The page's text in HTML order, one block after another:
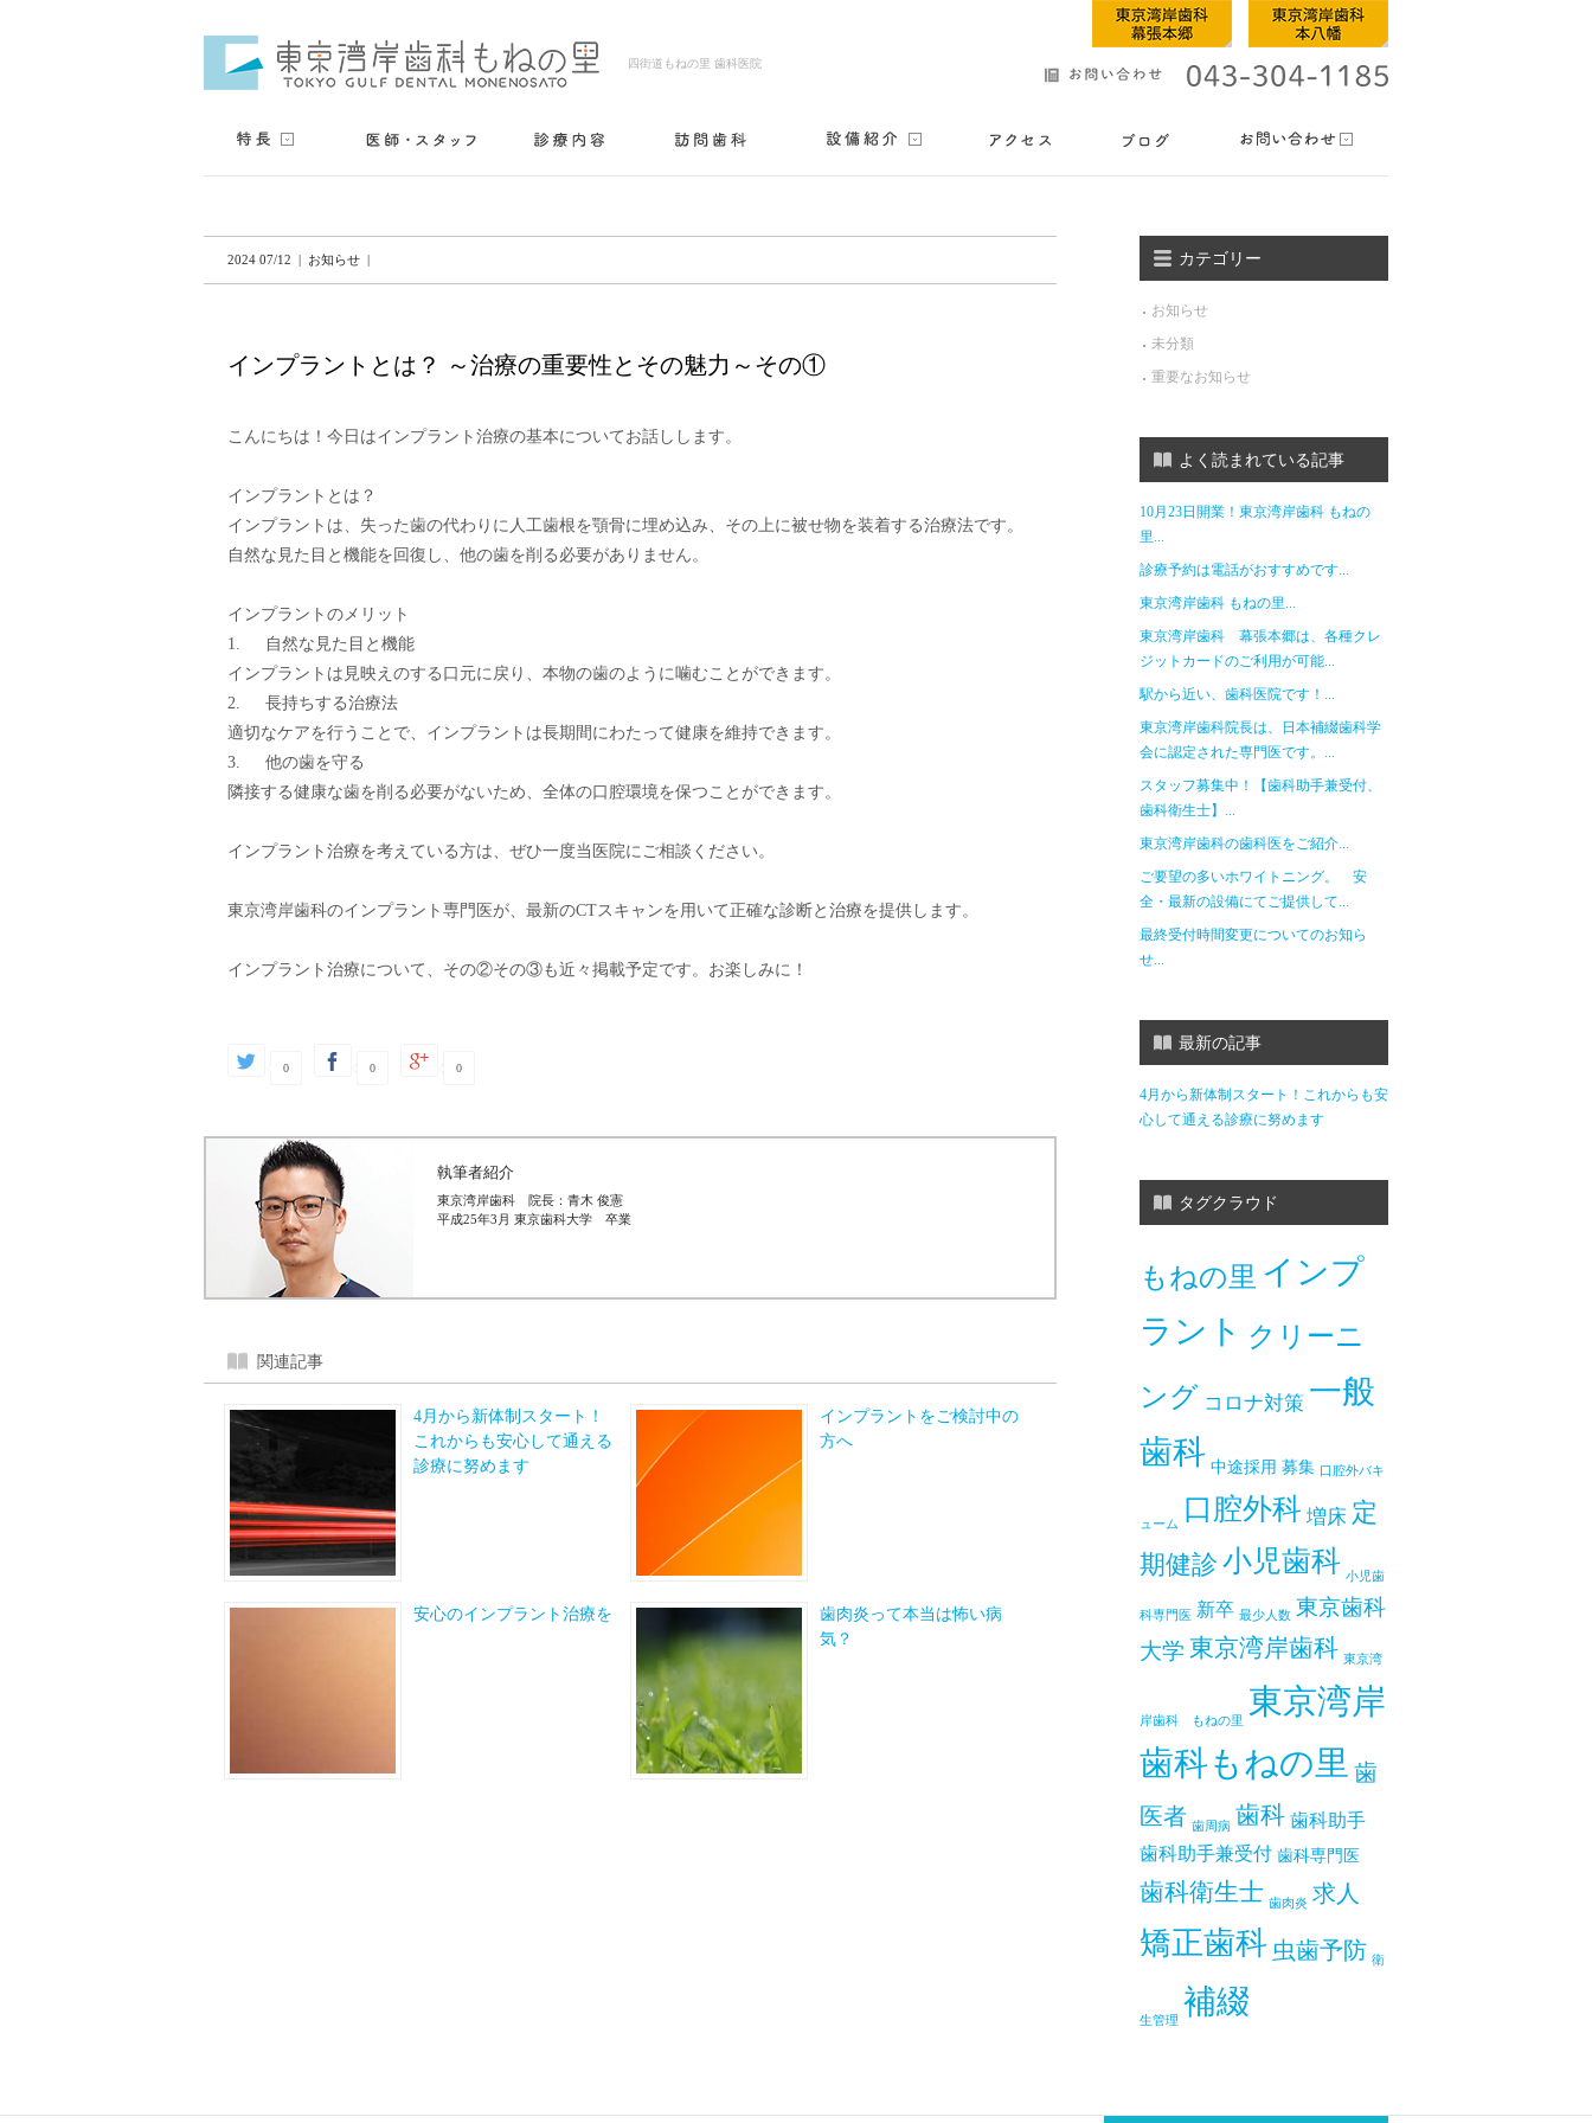
四街道もねの里 歯科医院
2024 07/12 | お知らせ |
インプラントとは？ ～治療の重要性とその魅力～その①
こんにちは！今日はインプラント治療の基本についてお話しします。
インプラントとは？
インプラントは、失った歯の代わりに人工歯根を顎骨に埋め込み、その上に被せ物を装着する治療法です。
自然な見た目と機能を回復し、他の歯を削る必要がありません。
インプラントのメリット
1.	自然な見た目と機能
インプラントは見映えのする口元に戻り、本物の歯のように噛むことができます。
2.	長持ちする治療法
適切なケアを行うことで、インプラントは長期間にわたって健康を維持できます。
3.	他の歯を守る
隣接する健康な歯を削る必要がないため、全体の口腔環境を保つことができます。
インプラント治療を考えている方は、ぜひ一度当医院にご相談ください。
東京湾岸歯科のインプラント専門医が、最新のCTスキャンを用いて正確な診断と治療を提供します。
0 0 0
執筆者紹介
東京湾岸歯科 院長：青木 俊憲
平成25年3月 東京歯科大学 卒業
関連記事
4月から新体制スタート！
これからも安心して通える
診療に努めます
インプラントをご検討中の
方へ
安心のインプラント治療を
歯肉炎って本当は怖い病
気？
カテゴリー
お知らせ
未分類
重要なお知らせ
よく読まれている記事
10月23日開業！東京湾岸歯科 もねの
里...
診療予約は電話がおすすめです...
東京湾岸歯科 もねの里...
東京湾岸歯科 幕張本郷は、各種クレ
ジットカードのご利用が可能...
駅から近い、歯科医院です！...
東京湾岸歯科院長は、日本補綴歯科学
会に認定された専門医です。...
スタッフ募集中！【歯科助手兼受付、
歯科衛生士】...
東京湾岸歯科の歯科医をご紹介...
ご要望の多いホワイトニング。 安
全・最新の設備にてご提供して...
最終受付時間変更についてのお知ら
せ...
最新の記事
4月から新体制スタート！これからも安
心して通える診療に努めます
タグクラウド
もねの里 インプ
ラント クリーニ
ング コロナ対策 一般
歯科 中途採用 募集 口腔外バキ
ューム 口腔外科 増床 定
期健診 小児歯科 小児歯
科専門医 新卒 最少人数 東京歯科
大学 東京湾岸歯科 東京湾
岸歯科 もねの里
東京湾岸
歯科もねの里 歯
医者 歯周病 歯科 歯科助手
歯科助手兼受付 歯科専門医
歯科衛生士 歯肉炎 求人
矯正歯科 虫歯予防 衛
生管理
補綴